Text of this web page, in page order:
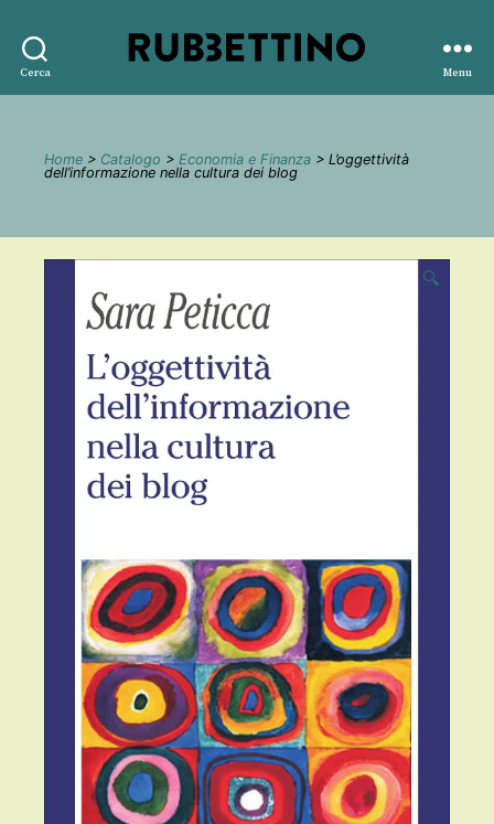
Cerca
editore
Menu
Home > Catalogo > Economia e Finanza > L’oggettività
dell’informazione nella cultura dei blog
🔍